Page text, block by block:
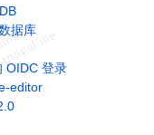
据库
OIDC 登录
editor